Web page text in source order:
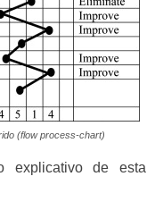
(flow process-chart)
explicativo de esta